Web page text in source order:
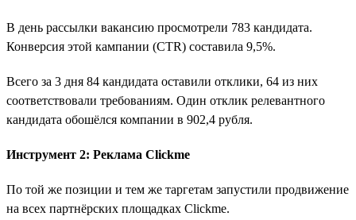
В день рассылки вакансию просмотрели 783 кандидата.
Конверсия этой кампании (CTR) составила 9,5%.
Всего за 3 дня 84 кандидата оставили отклики, 64 из них
соответствовали требованиям. Один отклик релевантного
кандидата обошёлся компании в 902,4 рубля.
Инструмент 2: Реклама Clickme
По той же позиции и тем же таргетам запустили продвижение
на всех партнёрских площадках Clickme.